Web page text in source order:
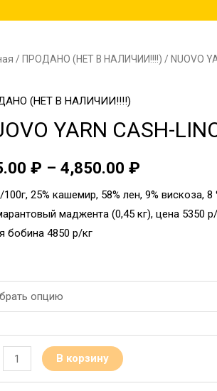
/ ПРОДАНО (НЕТ В НАЛИЧИИ!!!!) / NUOVO
(НЕТ В НАЛИЧИИ!!!!)
YARN CASH-
₽ –4,850.00₽
25% кашемир, 58% лен, 9% вискоза,
маджента (0,45 кг), цена 5350
бобина 4850 р/кг
В корзину